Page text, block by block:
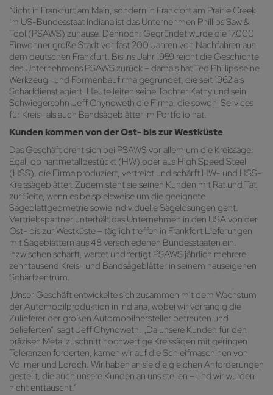
Nicht in Frankfurt am Main, sondern in Frankfort am Prairie Creek
im US-Bundesstaat Indiana ist das Unternehmen Phillips Saw &
Tool (PSAWS) zuhause. Dennoch: Gegründet wurde die 17.000
Einwohner große Stadt vor fast 200 Jahren von Nachfahren aus
dem deutschen Frankfurt. Bis ins Jahr 1959 reicht die Geschichte
des Unternehmens PSAWS zurück – damals hat Ted Phillips seine
Werkzeug- und Formenbaufirma gegründet, die seit 1962 als
Schärfdienst agiert. Heute leiten seine Tochter Kathy und sein
Schwiegersohn Jeff Chynoweth die Firma, die sowohl Services
für Kreis- als auch Bandsägeblätter im Portfolio hat.
Kunden kommen von der Ost- bis zur Westküste
Das Geschäft dreht sich bei PSAWS vor allem um die Kreissäge:
Egal, ob hartmetallbestückt (HW) oder aus High Speed Steel
(HSS), die Firma produziert, vertreibt und schärft HW- und HSS-
Kreissägeblätter. Zudem steht sie seinen Kunden mit Rat und Tat
zur Seite, wenn es beispielsweise um die geeignete
Sägeblattgeometrie sowie individuelle Sägelösungen geht.
Vertriebspartner unterhält das Unternehmen in den USA von der
Ost- bis zur Westküste – täglich treffen in Frankfort Lieferungen
mit Sägeblättern aus 48 verschiedenen Bundesstaaten ein.
Inzwischen schärft, wartet und fertigt PSAWS jährlich mehrere
zehntausend Kreis- und Bandsägeblätter in seinem hauseigenen
Schärfzentrum.
„Unser Geschäft entwickelte sich zusammen mit dem Wachstum
der Automobilproduktion in Indiana, wobei wir vorrangig die
Zulieferer der großen Automobilhersteller betreuten und
belieferten“, sagt Jeff Chynoweth. „Da unsere Kunden für den
präzisen Metallzuschnitt hochwertige Kreissägen mit geringen
Toleranzen forderten, kamen wir auf die Schleifmaschinen von
Vollmer und Loroch. Wir haben an sie die gleichen Anforderungen
gestellt, die auch unsere Kunden an uns stellen – und wir wurden
nicht enttäuscht.“